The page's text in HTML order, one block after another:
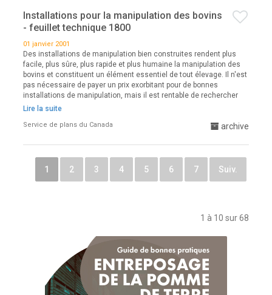
Installations pour la manipulation des bovins
- feuillet technique 1800
01 janvier 2001
Des installations de manipulation bien construites rendent plus
facile, plus sûre, plus rapide et plus humaine la manipulation des
bovins et constituent un élément essentiel de tout élevage. Il n'est
pas nécessaire de payer un prix exorbitant pour de bonnes
installations de manipulation, mais il est rentable de rechercher
Lire la suite
archive
Service de plans du Canada
1 2 3 4 5 6 7 Suiv.
1 à 10 sur 68